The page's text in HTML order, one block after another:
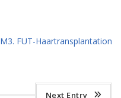
M3. FUT-Haartransplantation
Next Entry